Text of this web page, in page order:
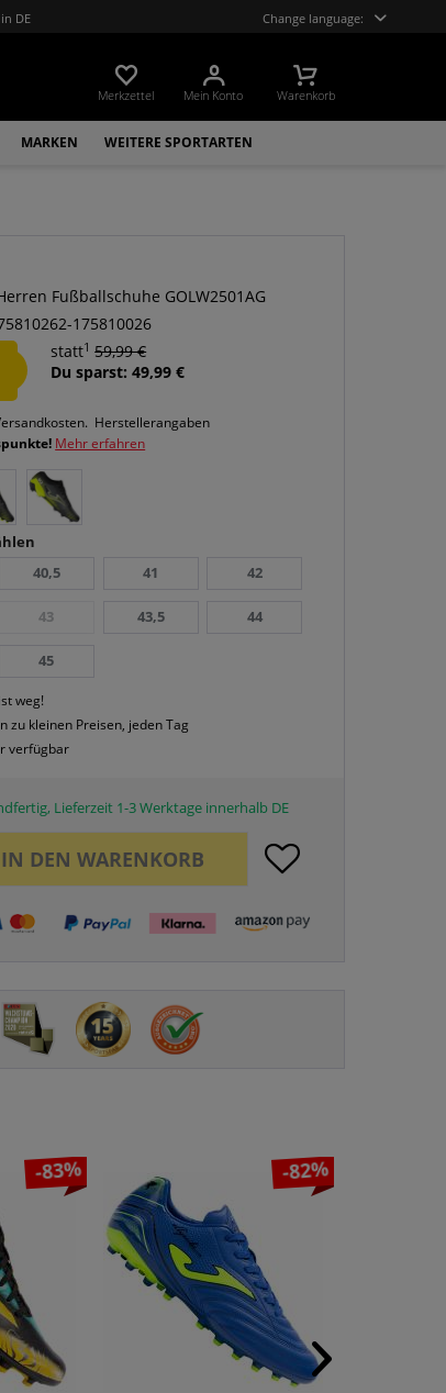
DE Change language:
Merkzettel Mein Konto Warenkorb
MARKEN WEITERE SPORTARTEN
Fußballschuhe GOLW2501AG
175810026
statt1 59,99 €
Du sparst: 49,99 €
Herstellerangaben
Mehr erfahren
40,5 41 42
43 43,5 44
45
weg!
zu kleinen Preisen, jeden Tag
verfügbar
Lieferzeit 1-3 Werktage innerhalb DE
IN DEN WARENKORB
-83% -82%